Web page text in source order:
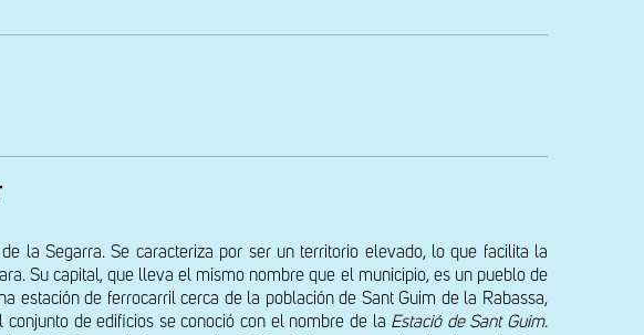
la Segarra. Se caracteriza por ser un territorio elevado, lo que facilita la
Su capital, que lleva el mismo nombre que el municipio, es un pueblo de
estación de ferrocarril cerca de la población de Sant Guim de la Rabassa,
de edificios se conoció con el nombre de la Estació de Sant Guim.